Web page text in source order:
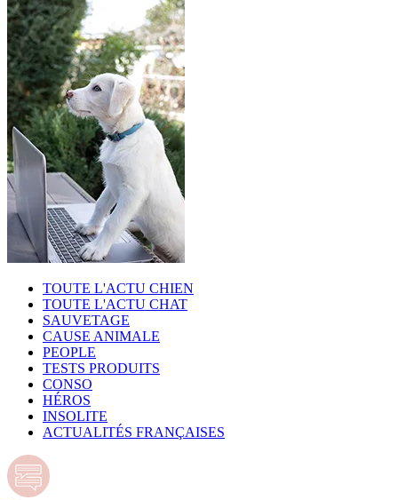
TOUTE L'ACTU CHIEN
TOUTE L'ACTU CHAT
SAUVETAGE
CAUSE ANIMALE
PEOPLE
TESTS PRODUITS
CONSO
HÉROS
INSOLITE
ACTUALITÉS FRANÇAISES